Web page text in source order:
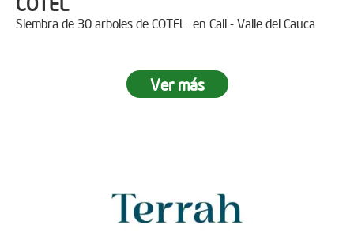
Siembra de 30 arboles de COTEL en Cali - Valle del Cauca
Ver más